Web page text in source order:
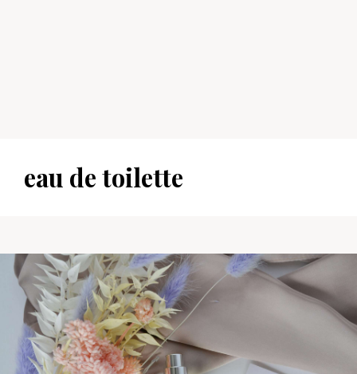
eau de toilette